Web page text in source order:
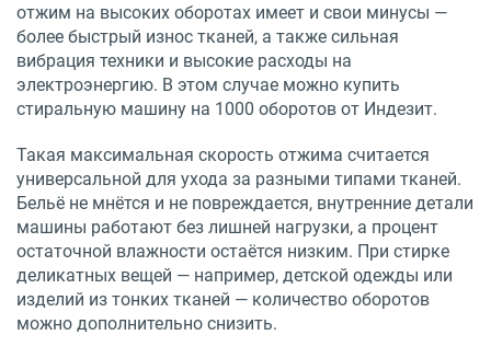
отжим на высоких оборотах имеет и свои минусы —
более быстрый износ тканей, а также сильная
вибрация техники и высокие расходы на
электроэнергию. В этом случае можно купить
стиральную машину на 1000 оборотов от Индезит.
Такая максимальная скорость отжима считается
универсальной для ухода за разными типами тканей.
Бельё не мнётся и не повреждается, внутренние детали
машины работают без лишней нагрузки, а процент
остаточной влажности остаётся низким. При стирке
деликатных вещей — например, детской одежды или
изделий из тонких тканей — количество оборотов
можно дополнительно снизить.